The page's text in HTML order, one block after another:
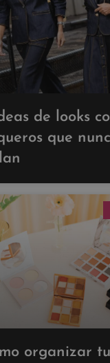
de looks
que
organizar